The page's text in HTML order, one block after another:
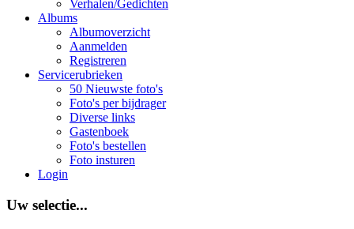
Verhalen/Gedichten
Albums
Albumoverzicht
Aanmelden
Registreren
Servicerubrieken
50 Nieuwste foto's
Foto's per bijdrager
Diverse links
Gastenboek
Foto's bestellen
Foto insturen
Login
Uw selectie...